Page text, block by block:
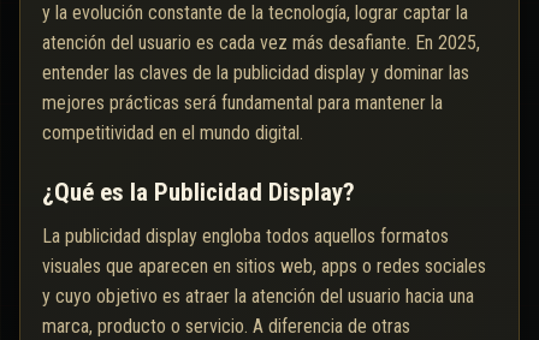
y la evolución constante de la tecnología, lograr captar la
atención del usuario es cada vez más desafiante. En 2025,
entender las claves de la publicidad display y dominar las
mejores prácticas será fundamental para mantener la
competitividad en el mundo digital.
¿Qué es la Publicidad Display?
La publicidad display engloba todos aquellos formatos
visuales que aparecen en sitios web, apps o redes sociales
y cuyo objetivo es atraer la atención del usuario hacia una
marca, producto o servicio. A diferencia de otras